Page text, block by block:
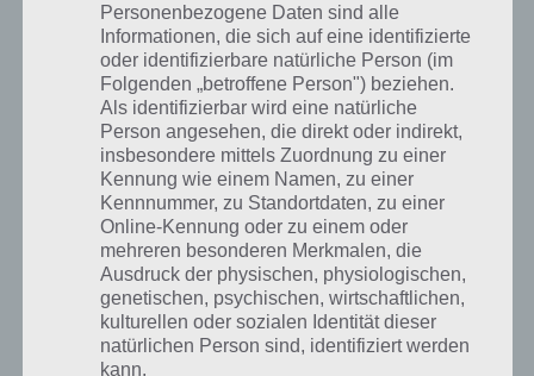
Zur Entwicklung der App
F: Wie ist eure App
entstanden? Welches
Werkzeug habt ihr dabei
verwendet und warum? Auf
welche Schwierigkeiten seid
ihr dabei gestoßen?
Personenbezogene Daten sind alle
Informationen, die sich auf eine identifizierte
oder identifizierbare natürliche Person (im
Folgenden „betroffene Person") beziehen.
Als identifizierbar wird eine natürliche
Person angesehen, die direkt oder indirekt,
insbesondere mittels Zuordnung zu einer
Kennung wie einem Namen, zu einer
Kennnummer, zu Standortdaten, zu einer
Online-Kennung oder zu einem oder
mehreren besonderen Merkmalen, die
Ausdruck der physischen, physiologischen,
genetischen, psychischen, wirtschaftlichen,
kulturellen oder sozialen Identität dieser
natürlichen Person sind, identifiziert werden
kann.